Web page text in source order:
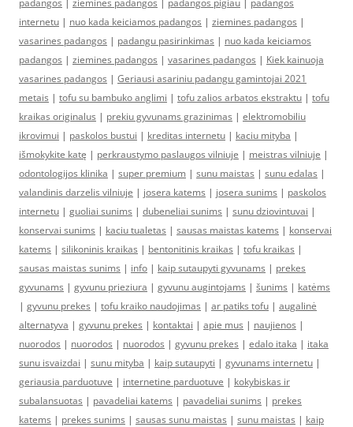
padangos | ziemines padangos | padangos pigiau | padangos
internetu | nuo kada keiciamos padangos | ziemines padangos |
vasarines padangos | padangu pasirinkimas | nuo kada keiciamos
padangos | ziemines padangos | vasarines padangos | Kiek kainuoja
vasarines padangos | Geriausi asariniu padangu gamintojai 2021
metais | tofu su bambuko anglimi | tofu zalios arbatos ekstraktu | tofu
kraikas originalus | prekiu gyvunams grazinimas | elektromobiliu
ikrovimui | paskolos bustui | kreditas internetu | kaciu mityba |
išmokykite katę | perkraustymo paslaugos vilniuje | meistras vilniuje |
odontologijos klinika | super premium | sunu maistas | sunu edalas |
valandinis darzelis vilniuje | josera katems | josera sunims | paskolos
internetu | guoliai sunims | dubeneliai sunims | sunu dziovintuvai |
konservai sunims | kaciu tualetas | sausas maistas katems | konservai
katems | silikoninis kraikas | bentonitinis kraikas | tofu kraikas |
sausas maistas sunims | info | kaip sutaupyti gyvunams | prekes
gyvunams | gyvunu prieziura | gyvunu augintojams | šunims | katėms
| gyvunu prekes | tofu kraiko naudojimas | ar patiks tofu | augalinė
alternatyva | gyvunu prekes | kontaktai | apie mus | naujienos |
nuorodos | nuorodos | nuorodos | gyvunu prekes | edalo itaka | itaka
sunu isvaizdai | sunu mityba | kaip sutaupyti | gyvunams internetu |
geriausia parduotuve | internetine parduotuve | kokybiskas ir
subalansuotas | pavadeliai katems | pavadeliai sunims | prekes
katems | prekes sunims | sausas sunu maistas | sunu maistas | kaip